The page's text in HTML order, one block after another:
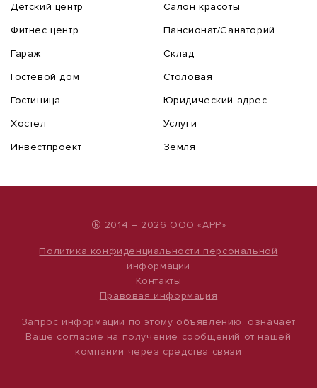
Детский центр
Фитнес центр
Гараж
Гостевой дом
Гостиница
Хостел
Инвестпроект
Салон красоты
Пансионат/Санаторий
Склад
Столовая
Юридический адрес
Услуги
Земля
® 2014 – 2026 ООО «АРР»
Политика конфиденциальности персональной
информации
Контакты
Правовая информация
Запрос информации по этому объявлению, означает
Ваше согласие на получение сообщений от нашей
компании через средства связи